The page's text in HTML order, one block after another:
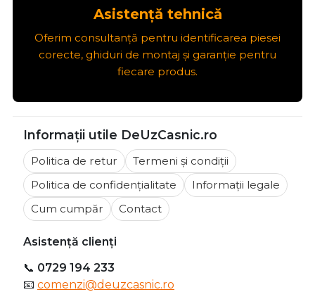
Asistență tehnică
Oferim consultanță pentru identificarea piesei
corecte, ghiduri de montaj și garanție pentru
fiecare produs.
Informații utile DeUzCasnic.ro
Politica de retur
Termeni și condiții
Politica de confidențialitate
Informații legale
Cum cumpăr
Contact
Asistență clienți
📞 0729 194 233
📧 comenzi@deuzcasnic.ro